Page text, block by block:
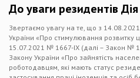
До уваги резидентів Дія
Звертаємо увагу на те, що з
України «Про стимулювання розвитку
15.07.2021 № 1667-ІХ (далі – Закон №
Закону України «Про зайнятість
роботодавцям, які мають статус